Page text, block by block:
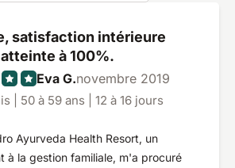
satisfaction intérieure
atteinte à 100%.
Eva G.novembre 2019
| 50 à 59 ans | 12 à 16 jours
Ayurveda Health Resort, un
à la gestion familiale, m'a procuré